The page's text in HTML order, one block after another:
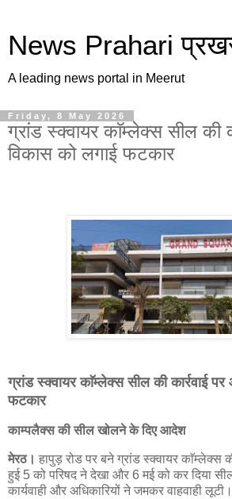
News Prahari
A leading news portal in Meerut
Friday, 8 May 2026
ग्रांड स्क्वायर काॅम्लेक्स सील की
विकास को लगाई फटकार
ग्रांड स्क्वायर काॅम्लेक्स सील की कार्रवाई
फटकार
काम्पलैक्स की सील खोलने के दिए आदेश
मेरठ। हापुड़ रोड पर बने ग्रांड स्क्वायर काॅम्लेक्स
हुई 5 को परिषद ने देखा और 6 मई को कर दिया
कार्यवाही और अधिकारियों ने जमकर वाहवाही